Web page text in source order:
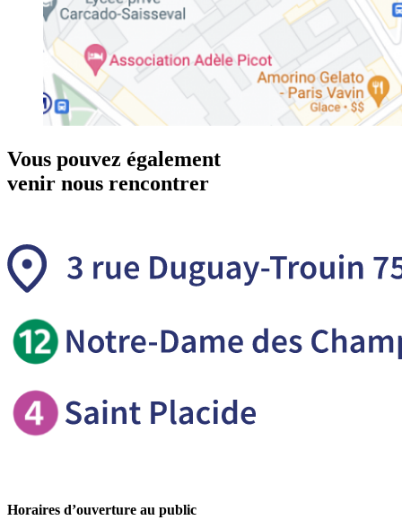
Vous pouvez également
venir nous rencontrer
Horaires d’ouverture au public